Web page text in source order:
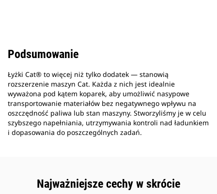
Podsumowanie
Łyżki Cat® to więcej niż tylko dodatek — stanowią
rozszerzenie maszyn Cat. Każda z nich jest idealnie
wyważona pod kątem koparek, aby umożliwić nasypowe
transportowanie materiałów bez negatywnego wpływu na
oszczędność paliwa lub stan maszyny. Stworzyliśmy je w celu
szybszego napełniania, utrzymywania kontroli nad ładunkiem
i dopasowania do poszczególnych zadań.
Najważniejsze cechy w skrócie